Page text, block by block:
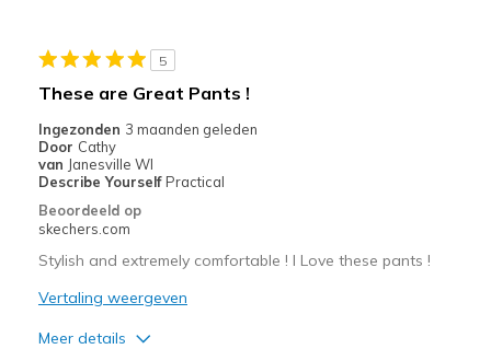
View On Shoes
Shoes are for Wearing
5
These are Great Pants !
Ingezonden 3 maanden geleden
Door Cathy
van Janesville WI
Describe Yourself Practical
Beoordeeld op
skechers.com
Stylish and extremely comfortable ! I Love these pants !
Vertaling weergeven
Meer details